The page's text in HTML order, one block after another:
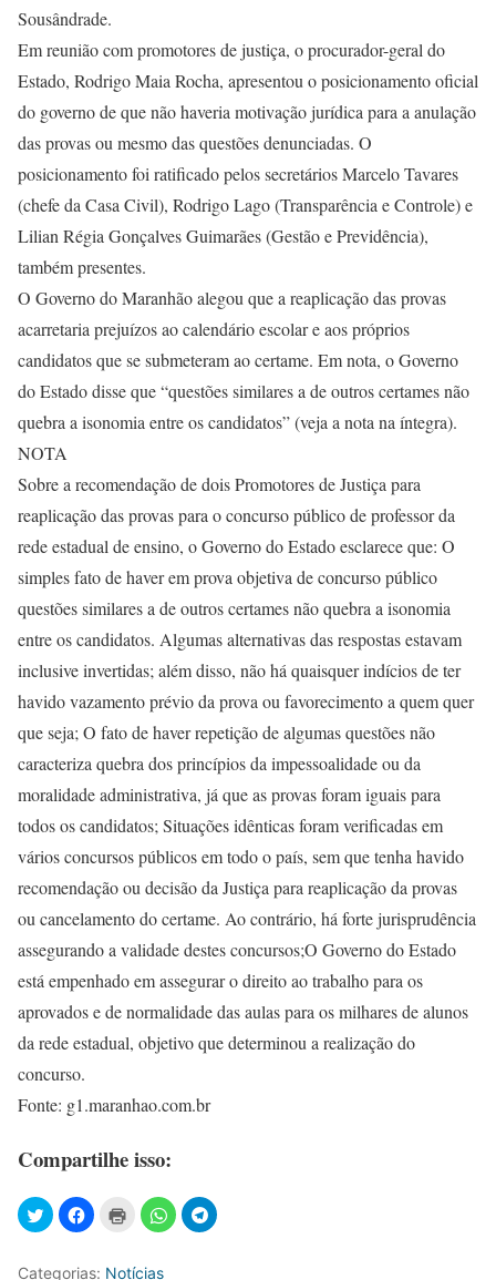
Sousândrade.
Em reunião com promotores de justiça, o procurador-geral do
Estado, Rodrigo Maia Rocha, apresentou o posicionamento oficial
do governo de que não haveria motivação jurídica para a anulação
das provas ou mesmo das questões denunciadas. O
posicionamento foi ratificado pelos secretários Marcelo Tavares
(chefe da Casa Civil), Rodrigo Lago (Transparência e Controle) e
Lilian Régia Gonçalves Guimarães (Gestão e Previdência),
também presentes.
O Governo do Maranhão alegou que a reaplicação das provas
acarretaria prejuízos ao calendário escolar e aos próprios
candidatos que se submeteram ao certame. Em nota, o Governo
do Estado disse que “questões similares a de outros certames não
quebra a isonomia entre os candidatos” (veja a nota na íntegra).
NOTA
Sobre a recomendação de dois Promotores de Justiça para
reaplicação das provas para o concurso público de professor da
rede estadual de ensino, o Governo do Estado esclarece que: O
simples fato de haver em prova objetiva de concurso público
questões similares a de outros certames não quebra a isonomia
entre os candidatos. Algumas alternativas das respostas estavam
inclusive invertidas; além disso, não há quaisquer indícios de ter
havido vazamento prévio da prova ou favorecimento a quem quer
que seja; O fato de haver repetição de algumas questões não
caracteriza quebra dos princípios da impessoalidade ou da
moralidade administrativa, já que as provas foram iguais para
todos os candidatos; Situações idênticas foram verificadas em
vários concursos públicos em todo o país, sem que tenha havido
recomendação ou decisão da Justiça para reaplicação da provas
ou cancelamento do certame. Ao contrário, há forte jurisprudência
assegurando a validade destes concursos;O Governo do Estado
está empenhado em assegurar o direito ao trabalho para os
aprovados e de normalidade das aulas para os milhares de alunos
da rede estadual, objetivo que determinou a realização do
concurso.
Fonte: g1.maranhao.com.br
Compartilhe isso:
Categorias: Notícias